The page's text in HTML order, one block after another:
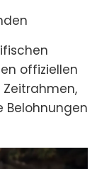
offiziellen
Belohnungen